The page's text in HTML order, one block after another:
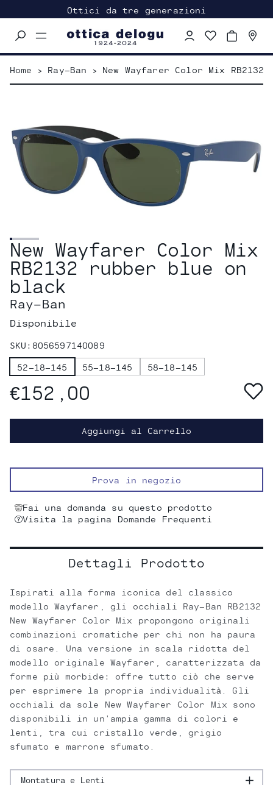
Ottici da tre generazioni
Menu
navigation
Home > Ray-Ban > New Wayfarer Color Mix
New Wayfarer Color Mix
RB2132 rubber blue on
black
Ray-Ban
SKU: 8056597140089
Disponibile
52-18-145 55-18-145 58-18-145
€152,00
Aggiungi al Carrello
Prova in negozio
Fai una domanda su questo prodotto
Visita la pagina Domande Frequenti
Dettagli Prodotto
Ispirati alla forma iconica del classico
modello Wayfarer, gli occhiali Ray-Ban RB2132
New Wayfarer Color Mix propongono originali
combinazioni cromatiche per chi non ha paura
di osare. Una versione in scala ridotta del
modello originale Wayfarer, caratterizzata da
forme più morbide: offre tutto ciò che serve
per esprimere la propria individualità. Gli
occhiali da sole New Wayfarer Color Mix sono
disponibili in un'ampia gamma di colori e
lenti, tra cui cristallo verde, grigio
sfumato e marrone sfumato.
Montatura e Lenti